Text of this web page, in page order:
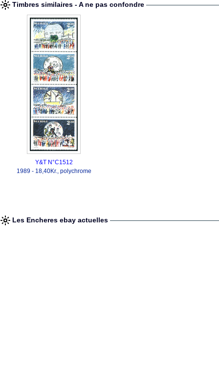
Timbres similaires - A ne pas confondre
Y&T N°C1512
1989 - 18,40Kr., polychrome
Les Encheres ebay actuelles